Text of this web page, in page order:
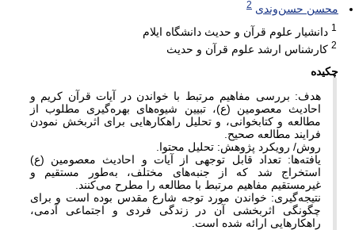
محسن حسن‌وندی 2
1 دانشیار علوم قرآن و حدیث دانشگاه ایلام
2 کارشناس ارشد علوم قرآن و حدیث
چکیده
هدف: بررسی مفاهیم مرتبط با خواندن در آیات قرآن کریم و
احادیث معصومین (ع)، تبیین شیوه‌‌های بهره‌گیری مطلوب از
مطالعه و کتابخوانی، و تحلیل راهکارهایی برای اثربخش نمودن
فرایند مطالعه صحیح.
روش/ رویکرد پژوهش: تحلیل محتوا.
یافته‌ها: تعداد قابل توجهی از آیات و احادیث معصومین (ع)
استخراج شد که از جنبه‌های مختلف، به‌طور مستقیم و
غیرمستقیم مفاهیم مرتبط با مطالعه را مطرح می‌کنند.
نتیجه‌گیری: خواندن مورد توجه شارع مقدس بوده است و برای
چگونگی اثربخشی آن در زندگی فردی و اجتماعی آدمی،
راهکارهایی ارائه شده است.